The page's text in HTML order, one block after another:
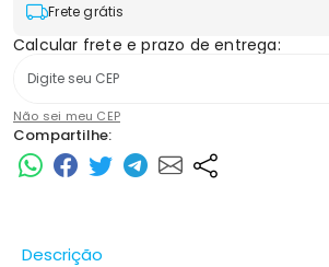
Frete grátis
Calcular frete e prazo de entrega:
Não sei meu CEP
Compartilhe:
Descrição